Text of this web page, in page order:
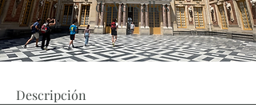
de Versalles
Descripción